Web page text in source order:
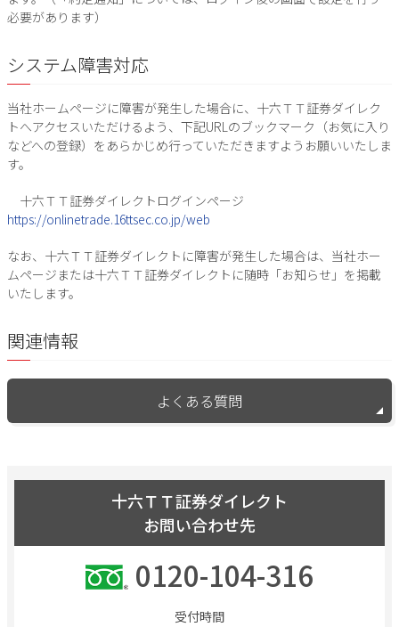
必要があります）
システム障害対応
当社ホームページに障害が発生した場合に、十六ＴＴ証券ダイレク
トへアクセスいただけるよう、下記URLのブックマーク（お気に入り
などへの登録）をあらかじめ行っていただきますようお願いいたしま
す。
十六ＴＴ証券ダイレクトログインページ
https://onlinetrade.16ttsec.co.jp/web
なお、十六ＴＴ証券ダイレクトに障害が発生した場合は、当社ホー
ムページまたは十六ＴＴ証券ダイレクトに随時「お知らせ」を掲載
いたします。
関連情報
よくある質問
十六ＴＴ証券ダイレクト
お問い合わせ先
0120-104-316
受付時間